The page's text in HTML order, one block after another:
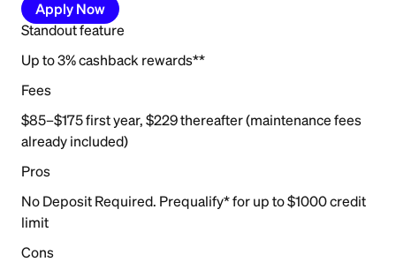
Apply Now
Standout feature
Up to 3% cashback rewards**
Fees
$85–$175 first year, $229 thereafter (maintenance fees
already included)
Pros
No Deposit Required. Prequalify* for up to $1000 credit
limit
Cons